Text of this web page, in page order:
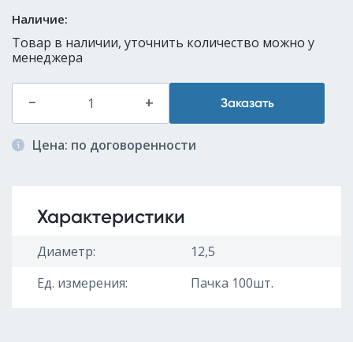
Наличие:
Товар в наличии, уточнить количество можно у
менеджера
– + Заказать
Цена: по договоренности
Характеристики
Диаметр:
12,5
Ед. измерения:
Пачка 100шт.